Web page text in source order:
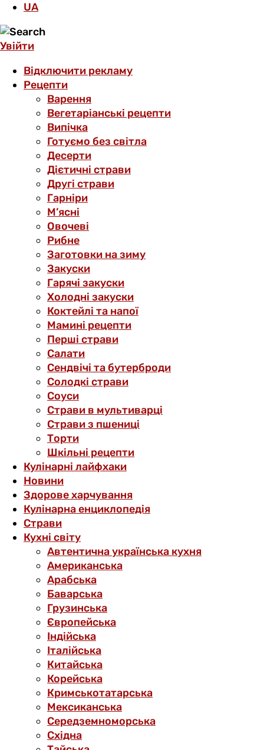
UA
Увійти
Відключити рекламу
Рецепти
Варення
Вегетаріанські рецепти
Випічка
Готуємо без світла
Десерти
Дієтичні страви
Другі страви
Гарніри
М’ясні
Овочеві
Рибне
Заготовки на зиму
Закуски
Гарячі закуски
Холодні закуски
Коктейлі та напої
Мамині рецепти
Перші страви
Салати
Сендвічі та бутерброди
Солодкі страви
Соуси
Страви в мультиварці
Страви з пшениці
Торти
Шкільні рецепти
Кулінарні лайфхаки
Новини
Здорове харчування
Кулінарна енциклопедія
Страви
Кухні світу
Автентична українська кухня
Американська
Арабська
Баварська
Грузинська
Європейська
Індійська
Італійська
Китайська
Корейська
Кримськотатарська
Мексиканська
Середземноморська
Східна